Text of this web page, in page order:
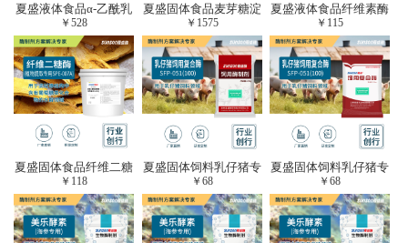
夏盛液体食品α-乙酰乳
酸脱羧酶(酱油醋生产
专用)FDY-3206
￥528
夏盛固体食品麦芽糖淀
粉酶(烘焙及面粉改良
用酶/发酵类食品可
用)FDG-0012
￥ 1575
夏盛液体食品纤维素酶
(植物提取专用酶/解决
提取液混浊问题/降
黏)FFY-0651
￥ 115
夏盛固体食品纤维二糖
酶(植物提取专用酶/用
于虎杖白藜芦醇提
取)FFG-0656
￥ 118
夏盛固体饲料乳仔猪专
用复合酶SFG-0932
￥ 68
夏盛固体饲料乳仔猪专
用复合酶SFG-0932
￥68